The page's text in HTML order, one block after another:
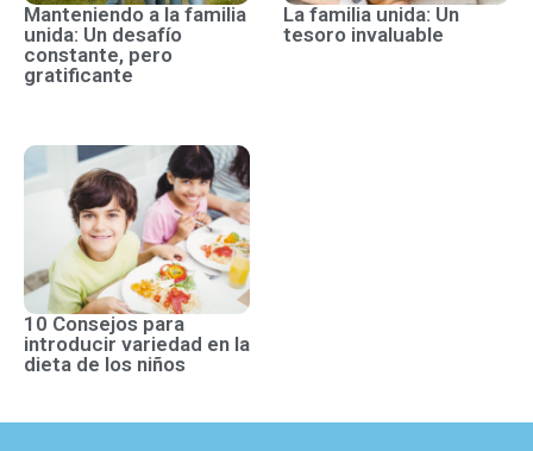
Manteniendo a la familia
unida: Un desafío
constante, pero
gratificante
La familia unida: Un
tesoro invaluable
10 Consejos para
introducir variedad en la
dieta de los niños